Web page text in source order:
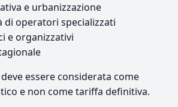
e urbanizzazione
di operatori specializzati
e organizzativi
essere considerata come
e non come tariffa definitiva.